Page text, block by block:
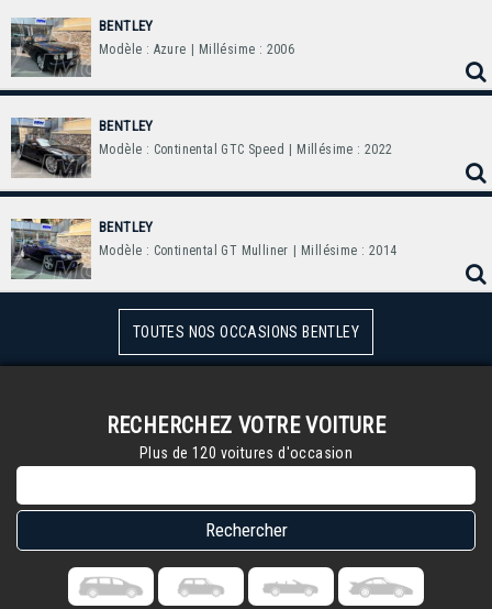
BENTLEY
Modèle : Azure | Millésime : 2006
BENTLEY
Modèle : Continental GTC Speed | Millésime : 2022
BENTLEY
Modèle : Continental GT Mulliner | Millésime : 2014
TOUTES NOS OCCASIONS BENTLEY
RECHERCHEZ VOTRE VOITURE
Plus de 120 voitures d'occasion